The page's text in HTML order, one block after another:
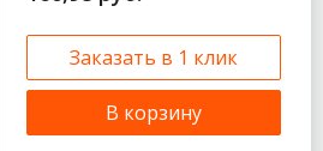
Заказать в 1 клик
В корзину